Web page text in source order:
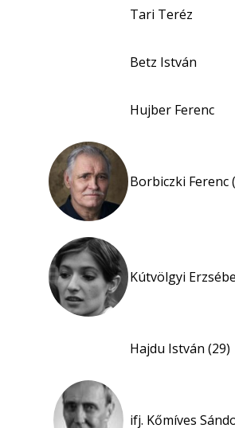
Tari Teréz
Betz István
Hujber Ferenc
Borbiczki Ferenc
Kútvölgyi
Hajdu István (29)
ifj. Kőmíves